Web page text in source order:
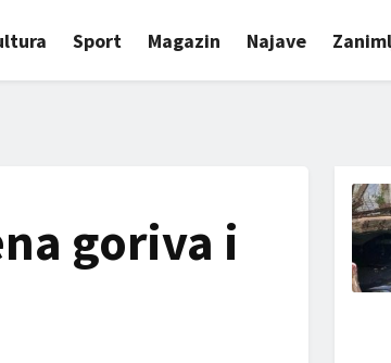
Sport Magazin Najave
goriva i